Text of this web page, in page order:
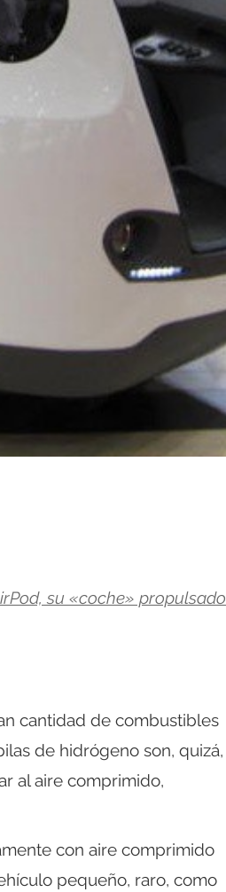
su «coche» propulsado
cantidad de combustibles
de hidrógeno son, quizá,
al aire comprimido,
con aire comprimido
pequeño, raro, como